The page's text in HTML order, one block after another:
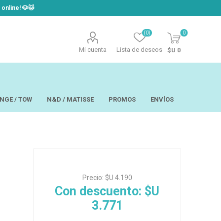
​🐶​🐱
Mi cuenta Lista de deseos
(0) 0
$U 0
Brain Plus
TOW - Taste of
the Wild
Monge
Ropa
/ TOW N&D / MATISSE PROMOS ENVÍOS
Precio: $U 4.190
Con descuento: $U
3.771